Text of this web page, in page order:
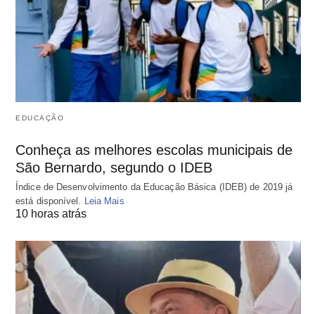
EDUCAÇÃO
Conheça as melhores escolas municipais de
São Bernardo, segundo o IDEB
Índice de Desenvolvimento da Educação Básica (IDEB) de 2019 já
está disponível.
Leia Mais
10 horas atrás